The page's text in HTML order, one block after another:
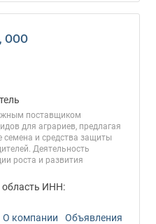
ООО
поставщиком
для аграриев, предлагая
семена и средства защиты
Деятельность
роста и развития
область ИНН:
О компании
Объявления